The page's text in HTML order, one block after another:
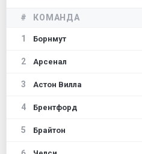
# КОМАНДА
1 Борнмут
2 Арсенал
3 Астон Вилла
4 Брентфорд
5 Брайтон